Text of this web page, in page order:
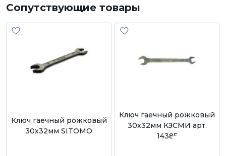
Сопутствующие товары
Ключ гаечный рожковый
30х32мм SITOMO
Ключ гаечный рожковый
30х32мм КЗСМИ арт.
14385